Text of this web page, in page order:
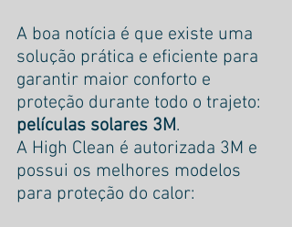
A boa notícia é que existe uma
solução prática e eficiente para
garantir maior conforto e
proteção durante todo o trajeto:
películas solares 3M.
A High Clean é autorizada 3M e
possui os melhores modelos
para proteção do calor: